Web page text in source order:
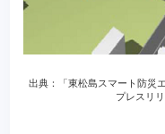
出典：「東松島スマート防災
プレスリ